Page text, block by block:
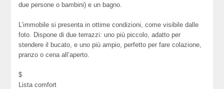
due persone o bambini) e un bagno.
L’immobile si presenta in ottime condizioni, come visibile dalle
foto. Dispone di due terrazzi: uno più piccolo, adatto per
stendere il bucato, e uno più ampio, perfetto per fare colazione,
pranzo o cena all’aperto.
$
Lista comfort